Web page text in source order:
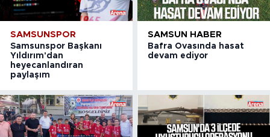
SAMSUNSPOR
Samsunspor Başkanı
Yıldırım'dan
heyecanlandıran
paylaşım
SAMSUN HABER
Bafra Ovasında hasat
devam ediyor